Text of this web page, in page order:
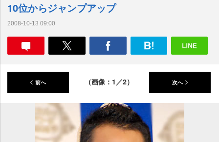
10位からジャンプアップ
2008-10-13 09:00
前へ （画像：1／2） 次へ